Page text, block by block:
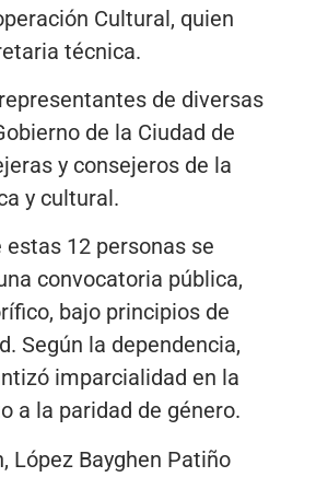
Cultural, quien
técnica.
de diversas
de la Ciudad de
y consejeros de la
y cultural.
12 personas se
convocatoria pública,
bajo principios de
Según la dependencia,
imparcialidad en la
a la paridad de género.
López Bayghen Patiño